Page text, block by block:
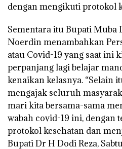
dengan mengikuti protokol
Sementara itu Bupati Muba
Noerdin menambahkan
atau Covid-19 yang saat ini
perpanjang lagi belajar
kenaikan kelasnya. “Selain
mengajak seluruh
mari kita bersama-sama
wabah covid-19 ini, dengan
protokol kesehatan dan
Bupati Dr H Dodi Reza,